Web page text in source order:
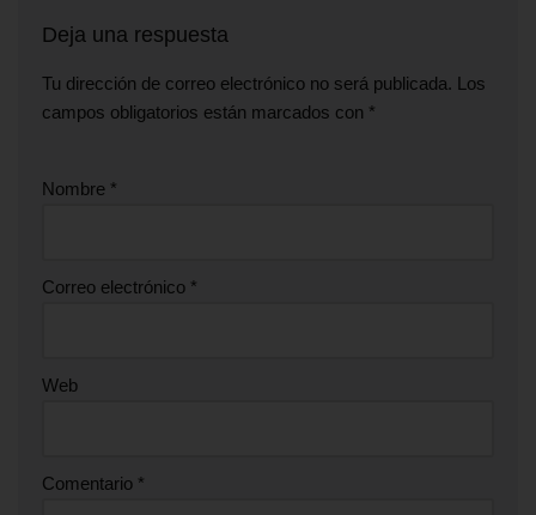
Deja una respuesta
Tu dirección de correo electrónico no será publicada. Los
campos obligatorios están marcados con *
Nombre *
Correo electrónico *
Web
Comentario *